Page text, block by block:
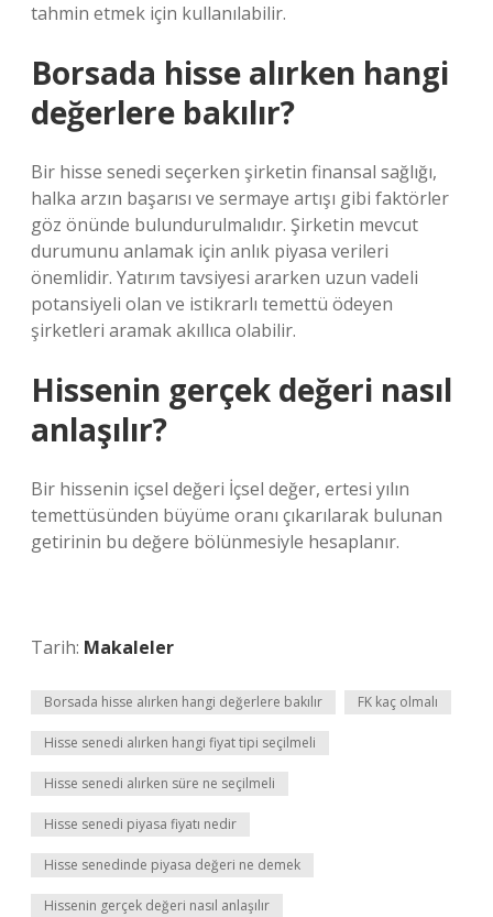
tahmin etmek için kullanılabilir.
Borsada hisse alırken hangi
değerlere bakılır?
Bir hisse senedi seçerken şirketin finansal sağlığı,
halka arzın başarısı ve sermaye artışı gibi faktörler
göz önünde bulundurulmalıdır. Şirketin mevcut
durumunu anlamak için anlık piyasa verileri
önemlidir. Yatırım tavsiyesi ararken uzun vadeli
potansiyeli olan ve istikrarlı temettü ödeyen
şirketleri aramak akıllıca olabilir.
Hissenin gerçek değeri nasıl
anlaşılır?
Bir hissenin içsel değeri İçsel değer, ertesi yılın
temettüsünden büyüme oranı çıkarılarak bulunan
getirinin bu değere bölünmesiyle hesaplanır.
Tarih: Makaleler
Borsada hisse alırken hangi değerlere bakılır FK kaç olmalı
Hisse senedi alırken hangi fiyat tipi seçilmeli
Hisse senedi alırken süre ne seçilmeli
Hisse senedi piyasa fiyatı nedir
Hisse senedinde piyasa değeri ne demek
Hissenin gerçek değeri nasıl anlaşılır